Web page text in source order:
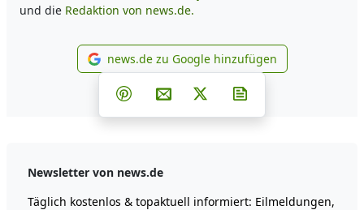
und die Redaktion von news.de.
news.de zu Google
news.de zu Google hinzufügen
Teilen auf Facebook
Teilen auf Whatsapp
Teilen auf Telegram
Teilen auf Pinterest
Per E-Mail teilen
Post auf X
Newsletter von news.de
Täglich kostenlos & topaktuell informiert: Eilmeldungen,